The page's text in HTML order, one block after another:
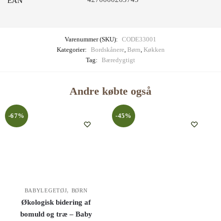
Varenummer (SKU): CODE33001
Kategorier: Bordskånere, Børn, Køkken
Tag: Bæredygtigt
Andre købte også
-67%
BABYLEGETØJ, BØRN
Økologisk bidering af
bomuld og træ – Baby
-45%